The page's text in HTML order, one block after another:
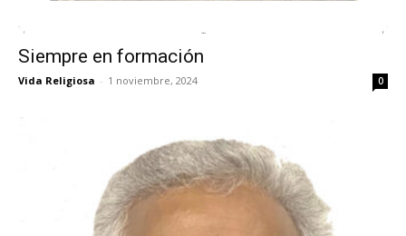
Siempre en formación
Vida Religiosa - 1 noviembre, 2024 0